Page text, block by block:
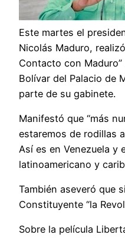
Este martes el
Nicolás Maduro,
Contacto con
Bolívar del Palacio de
parte de su gabinete.
Manifestó que “más
estaremos de rodillas
Así es en Venezuela y
latinoamericano y
También aseveró que
Constituyente “la
Sobre la película